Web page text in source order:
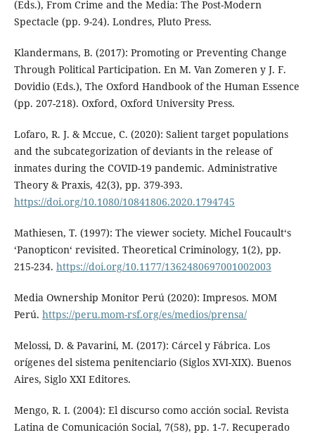
(Eds.), From Crime and the Media: The Post-Modern
Spectacle (pp. 9-24). Londres, Pluto Press.
Klandermans, B. (2017): Promoting or Preventing Change
Through Political Participation. En M. Van Zomeren y J. F.
Dovidio (Eds.), The Oxford Handbook of the Human Essence
(pp. 207-218). Oxford, Oxford University Press.
Lofaro, R. J. & Mccue, C. (2020): Salient target populations
and the subcategorization of deviants in the release of
inmates during the COVID-19 pandemic. Administrative
Theory & Praxis, 42(3), pp. 379-393.
https://doi.org/10.1080/10841806.2020.1794745
Mathiesen, T. (1997): The viewer society. Michel Foucault‘s
‘Panopticon‘ revisited. Theoretical Criminology, 1(2), pp.
215-234. https://doi.org/10.1177/1362480697001002003
Media Ownership Monitor Perú (2020): Impresos. MOM
Perú. https://peru.mom-rsf.org/es/medios/prensa/
Melossi, D. & Pavarini, M. (2017): Cárcel y Fábrica. Los
orígenes del sistema penitenciario (Siglos XVI-XIX). Buenos
Aires, Siglo XXI Editores.
Mengo, R. I. (2004): El discurso como acción social. Revista
Latina de Comunicación Social, 7(58), pp. 1-7. Recuperado